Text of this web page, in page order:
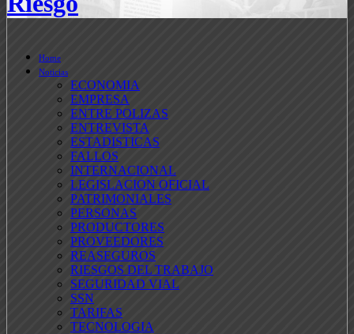
Home
Noticias
ECONOMIA
EMPRESA
ENTRE POLIZAS
ENTREVISTA
ESTADISTICAS
FALLOS
INTERNACIONAL
LEGISLACION OFICIAL
PATRIMONIALES
PERSONAS
PRODUCTORES
PROVEEDORES
REASEGUROS
RIESGOS DEL TRABAJO
SEGURIDAD VIAL
SSN
TARIFAS
TECNOLOGIA